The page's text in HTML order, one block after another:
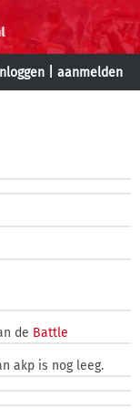
aanmelden
de Battle
akp is nog leeg.